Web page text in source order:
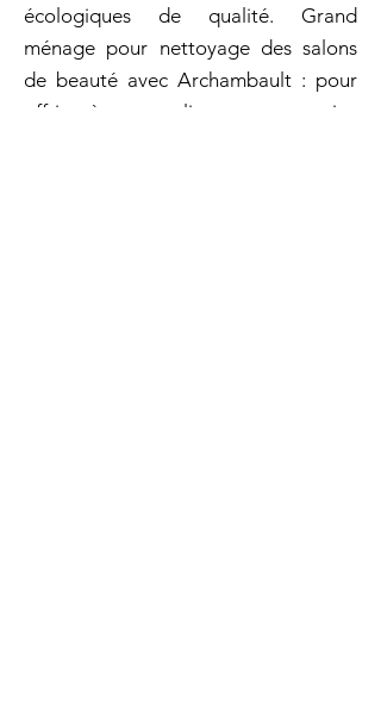
écologiques de qualité. Grand
ménage pour nettoyage des salons
de beauté avec Archambault : pour
offrir à vos clients un service